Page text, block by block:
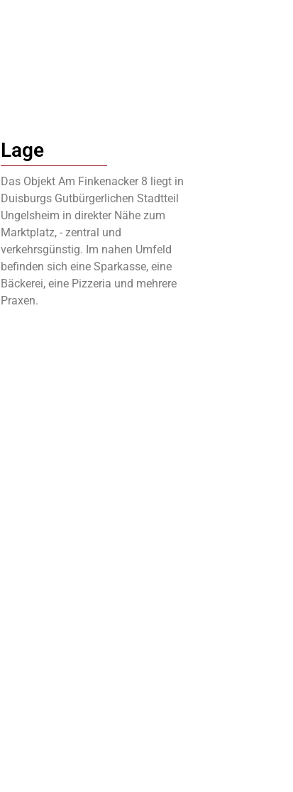
Lage
Das Objekt Am Finkenacker 8 liegt in
Duisburgs Gutbürgerlichen Stadtteil
Ungelsheim in direkter Nähe zum
Marktplatz, - zentral und
verkehrsgünstig. Im nahen Umfeld
befinden sich eine Sparkasse, eine
Bäckerei, eine Pizzeria und mehrere
Praxen.